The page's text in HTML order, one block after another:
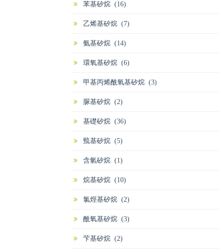
苯基矽烷 (16)
乙烯基矽烷 (7)
氨基矽烷 (14)
環氧基矽烷 (6)
甲基丙烯酰氧基矽烷 (3)
脲基矽烷 (2)
基礎矽烷 (36)
巰基矽烷 (5)
含氫矽烷 (1)
烷基矽烷 (10)
氯烴基矽烷 (2)
酰氧基矽烷 (3)
芐基矽烷 (2)